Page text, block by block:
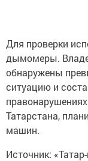
Для проверки
дымомеры.
обнаружены
ситуацию и
Татарстана,
машин.
Источник: